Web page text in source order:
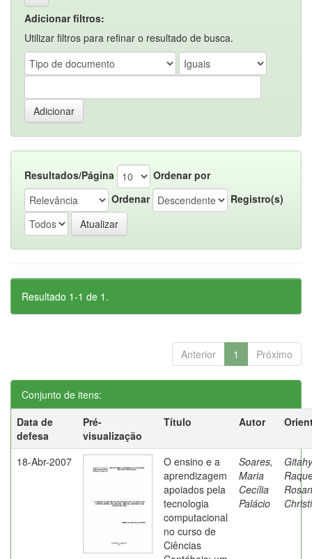
Adicionar filtros:
Utilizar filtros para refinar o resultado de busca.
Resultados/Página
Ordenar por
Ordenar
Registro(s)
Resultado 1-1 de 1.
Anterior 1 Próximo
Conjunto de itens:
Data de
defesa
Pré-
visualização
Título Autor
18-Abr-2007
O ensino e a
aprendizagem
apoiados pela
tecnologia
computacional
no curso de
Ciências
Soares,
Maria
Cecília
Palácio
Rosan